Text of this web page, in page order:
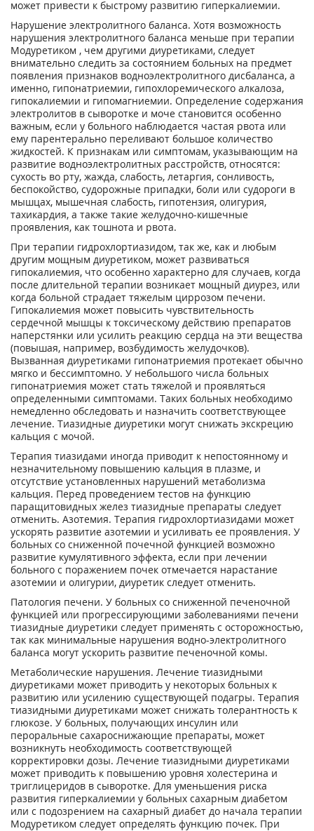
может привести к быстрому развитию гиперкалиемии.
Нарушение электролитного баланса. Хотя возможность
нарушения электролитного баланса меньше при терапии
Модуретиком , чем другими диуретиками, следует
внимательно следить за состоянием больных на предмет
появления признаков водноэлектролитного дисбаланса, а
именно, гипонатриемии, гипохлоремического алкалоза,
гипокалиемии и гипомагниемии. Определение содержания
электролитов в сыворотке и моче становится особенно
важным, если у больного наблюдается частая рвота или
ему парентерально переливают большое количество
жидкостей. К признакам или симптомам, указывающим на
развитие водноэлектролитных расстройств, относятся:
сухость во рту, жажда, слабость, летаргия, сонливость,
беспокойство, судорожные припадки, боли или судороги в
мышцах, мышечная слабость, гипотензия, олигурия,
тахикардия, а также такие желудочно-кишечные
проявления, как тошнота и рвота.
При терапии гидрохлортиазидом, так же, как и любым
другим мощным диуретиком, может развиваться
гипокалиемия, что особенно характерно для случаев, когда
после длительной терапии возникает мощный диурез, или
когда больной страдает тяжелым циррозом печени.
Гипокалиемия может повысить чувствительность
сердечной мышцы к токсическому действию препаратов
наперстянки или усилить реакцию сердца на эти вещества
(повышая, например, возбудимость желудочков).
Вызванная диуретиками гипонатриемия протекает обычно
мягко и бессимптомно. У небольшого числа больных
гипонатриемия может стать тяжелой и проявляться
определенными симптомами. Таких больных необходимо
немедленно обследовать и назначить соответствующее
лечение. Тиазидные диуретики могут снижать экскрецию
кальция с мочой.
Терапия тиазидами иногда приводит к непостоянному и
незначительному повышению кальция в плазме, и
отсутствие установленных нарушений метаболизма
кальция. Перед проведением тестов на функцию
паращитовидных желез тиазидные препараты следует
отменить. Азотемия. Терапия гидрохлортиазидами может
ускорять развитие азотемии и усиливать ее проявления. У
больных со сниженной почечной функцией возможно
развитие кумулятивного эффекта, если при лечении
больного с поражением почек отмечается нарастание
азотемии и олигурии, диуретик следует отменить.
Патология печени. У больных со сниженной печеночной
функцией или прогрессирующими заболеваниями печени
тиазидные диуретики следует применять с осторожностью,
так как минимальные нарушения водно-электролитного
баланса могут ускорить развитие печеночной комы.
Метаболические нарушения. Лечение тиазидными
диуретиками может приводить у некоторых больных к
развитию или усилению существующей подагры. Терапия
тиазидными диуретиками может снижать толерантность к
глюкозе. У больных, получающих инсулин или
пероральные сахароснижающие препараты, может
возникнуть необходимость соответствующей
корректировки дозы. Лечение тиазидными диуретиками
может приводить к повышению уровня холестерина и
триглицеридов в сыворотке. Для уменьшения риска
развития гиперкалиемии у больных сахарным диабетом
или с подозрением на сахарный диабет до начала терапии
Модуретиком следует определять функцию почек. При